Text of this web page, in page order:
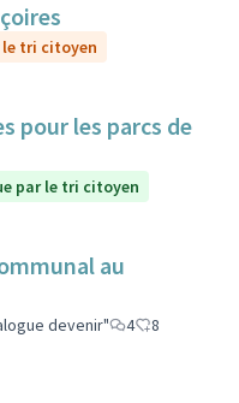
le tri citoyen
pour les parcs de
par le tri citoyen
au
devenir" 4
8